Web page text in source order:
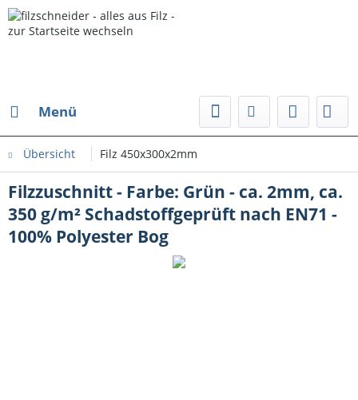
Menü
Übersicht Filz 450x300x2mm
Filzzuschnitt - Farbe: Grün - ca. 2mm, ca.
350 g/m² Schadstoffgeprüft nach EN71 -
100% Polyester Bog